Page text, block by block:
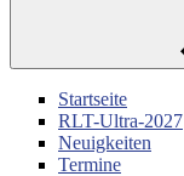
Startseite
RLT-Ultra-2027
Neuigkeiten
Termine